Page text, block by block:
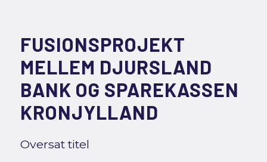
FUSIONSPROJEKT
MELLEM DJURSLAND
BANK OG SPAREKASSEN
KRONJYLLAND
Oversat titel